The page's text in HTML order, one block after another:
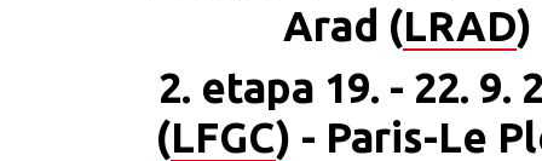
Arad (LRAD)
2. etapa 19. - 22.
(LFGC) - Paris-Le